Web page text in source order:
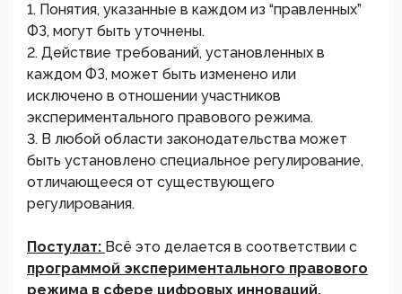
1. Понятия, указанные в каждом из “правленных”
ФЗ, могут быть уточнены.
2. Действие требований, установленных в
каждом ФЗ, может быть изменено или
исключено в отношении участников
экспериментального правового режима.
3. В любой области законодательства может
быть установлено специальное регулирование,
отличающееся от существующего
регулирования.
Постулат: Всё это делается в соответствии с
программой экспериментального правового
режима в сфере цифровых инноваций,